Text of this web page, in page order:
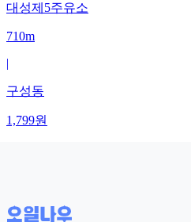
대성제5주유소
710m
|
구성동
1,799원